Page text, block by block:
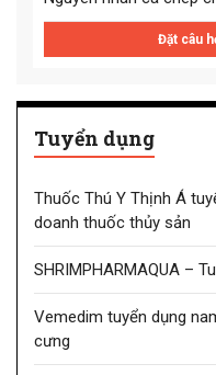
Đặt câu
Tuyển dụng
Thuốc Thú Y Thịnh Á
doanh thuốc thủy sản
SHRIMPHARMAQUA –
Vemedim tuyển dụng
cưng